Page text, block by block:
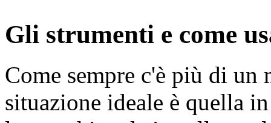
Gli strumenti e come
Come sempre c'è più di un
situazione ideale è quella